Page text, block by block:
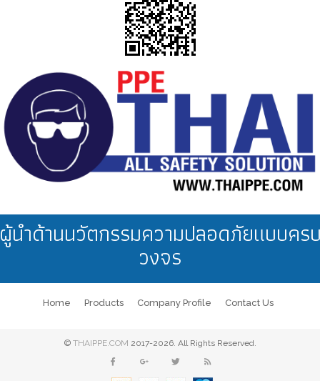
นำด้านนวัตกรรมความปลอดภัยแบบคร
วงจร
Home Products Company Profile Contact Us
© THAIPPE.COM 2017-2026. All Rights Reserved.